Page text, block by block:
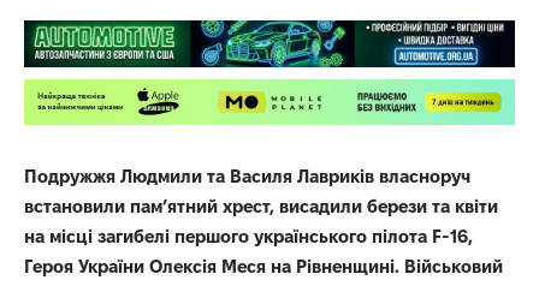
Подружжя Людмили та Василя Лавриків власноруч
встановили пам’ятний хрест, висадили берези та квіти
на місці загибелі першого українського пілота F-16,
Героя України Олексія Меся на Рівненщині. Військовий